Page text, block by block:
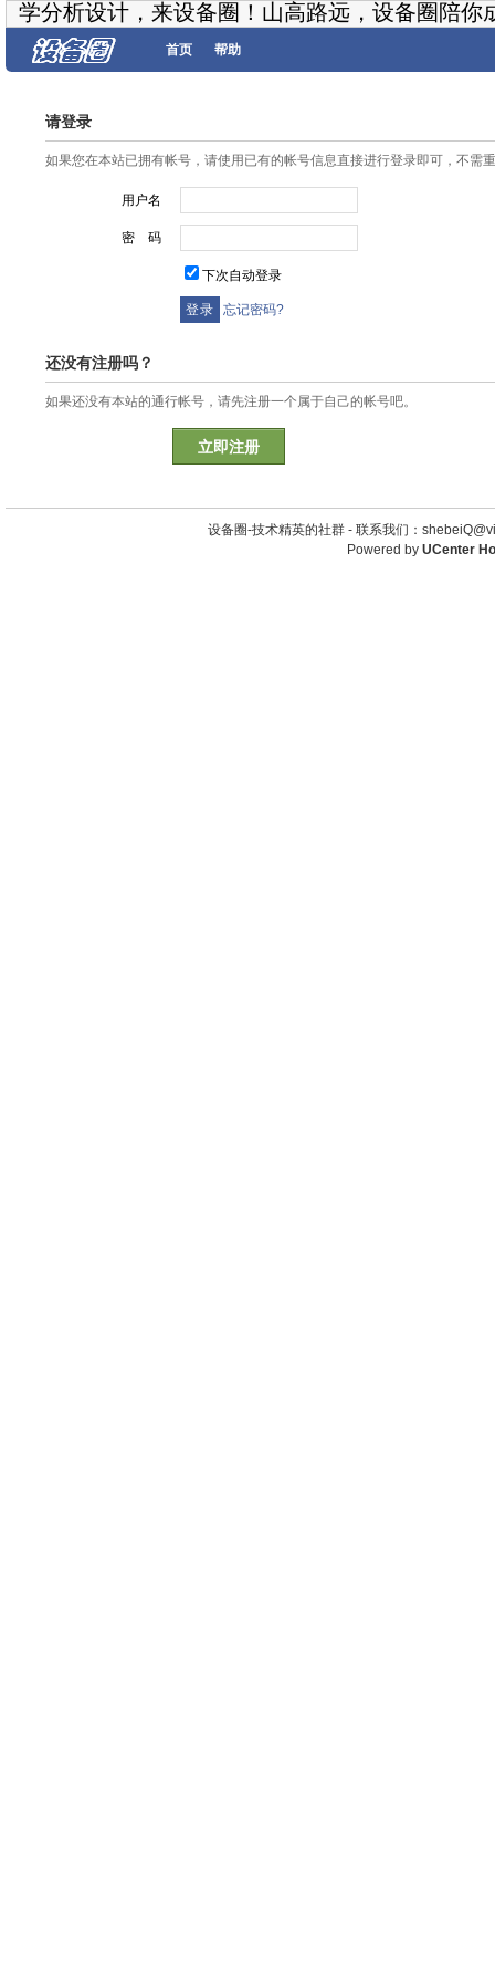
学分析设计，来设备圈！山高路远，设备圈陪你
首页 帮助
请登录
如果您在本站已拥有帐号，请使用已有的帐号信息直接进行登录即可，不需
用户名
密 码
下次自动登录
忘记密码?
还没有注册吗？
如果还没有本站的通行帐号，请先注册一个属于自己的帐号吧。
立即注册
设备圈-技术精英的社群 - 联系我们：
Powered by UCenter